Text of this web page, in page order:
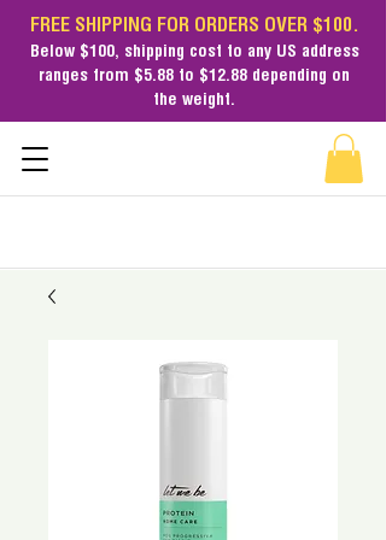
FREE SHIPPING FOR ORDERS OVER $100.
Below $100, shipping cost to any US address
ranges from $5.88 to $12.88 depending on
the weight.